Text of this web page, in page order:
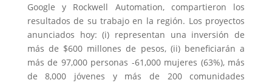
Google y Rockwell Automation, compartieron los
resultados de su trabajo en la región. Los proyectos
anunciados hoy: (i) representan una inversión de
más de $600 millones de pesos, (ii) beneficiarán a
más de 97,000 personas -61,000 mujeres (63%), más
de 8,000 jóvenes y más de 200 comunidades